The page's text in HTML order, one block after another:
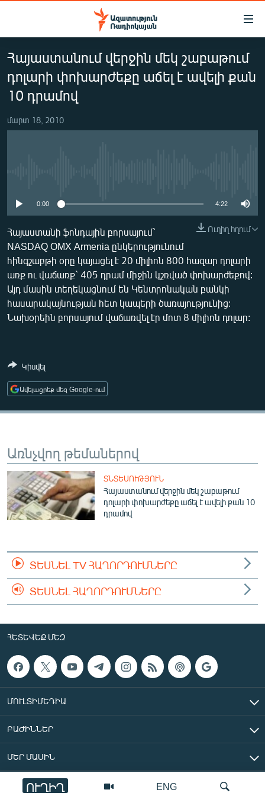
Մատչելիության
հիմնական
բովանդակությանը
Անցնել
հիմնական
մենյուին
Որոնում
ԱԶԱՏՈՒԹՅՈՒՆ TV
ՀԱՅԱՍՏԱՆ
ՔԱՂԱՔԱԿԱՆ
ԸՆՏՐՈՒԹՅՈՒՆՆԵՐ 2026
ՂԱՐԱԲԱՂ
ՊԱՏԵՐԱԶՄԻ 6 ՇԱԲԱԹՆԵՐԸ
ՏԱՐԱԾԱՇՐՋԱՆ
ՄԻՋԱԶԳԱՅԻՆ
ՄՇԱԿՈՒՅԹ
ՍՊՈՐՏ
ՏՏ ԵՒ ԻՆՏԵՐՆԵՏ
ԿՈՐՈՆԱՎԻՐՈՒՍ
ԲԱՆԱՎԵՃ
ՁԳՏԵԼՈՎ ԼԱՎԱԳՈՒՅՆԻՆ
ՓՈԴՔԱՍԹ
Հայերեն
Русский
ՀԵՏԵՎԵՔ ՄԵԶ
«Ազատության» բոլոր կայքերը
ENG
ՈՒՂԻՂ
Հայաստանում վերջին մեկ շաբաթում
դոլարի փոխարժեքը աճել է ավելի քան
10 դրամով
մարտ 18, 2010
0:00 4:22
Ուղիղ հղում
Հայաստանի ֆոնդային բորսայում`
NASDAQ OMX Armenia ընկերությունում
հինգշաբթի օրը կայացել է 20 միլիոն 800 հազար դոլարի
առք ու վաճառք` 405 դրամ միջին կշռված փոխարժեքով:
Այդ մասին տեղեկացնում են Կենտրոնական բանկի
հասարակայնության հետ կապերի ծառայությունից:
Նախօրեին բորսայում վաճառվել էր մոտ 8 միլիոն դոլար:
Կիսվել
Ավելացրեք մեզ Google-ում
Առնչվող թեմաներով
ՏՆՏԵՍՈՒԹՅՈՒՆ
Հայաստանում վերջին մեկ շաբաթում
դոլարի փոխարժեքը աճել է ավելի քան 10
դրամով
ՏԵՍՆԵԼ TV ՀԱՂՈՐԴՈՒՄՆԵՐԸ
ՏԵՍՆԵԼ ՀԱՂՈՐԴՈՒՄՆԵՐԸ
ՀԵՏԵՎԵՔ ՄԵԶ
ՄՈՒԼՏԻՄԵԴԻԱ
ԲԱԺԻՆՆԵՐ
ՄԵՐ ՄԱՍԻՆ
«Ազատ Եվրոպա/Ազատություն» ռադիոկայան © 2026